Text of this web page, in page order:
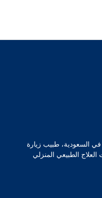
في السعودية، طبيب زيارة
الطبيعي المنزلي